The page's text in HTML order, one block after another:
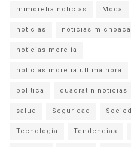
mimorelia noticias Moda
noticias noticias
noticias morelia
noticias morelia ultima hora
politica quadratin noticias
salud Seguridad
Tecnología Tendencias